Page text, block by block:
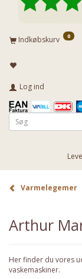
Indkøbskurv 0
Log ind
Varmelegemer
Arthur
Her finder du vores
vaskemaskiner.